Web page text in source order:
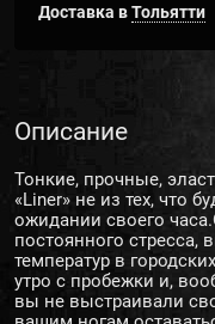
Доставка вТольятти
Описание
Тонкие, прочные,
«Liner» не из тех, что
ожидании своего
постоянного
температур в
утро с пробежки и,
вы не выстраивали